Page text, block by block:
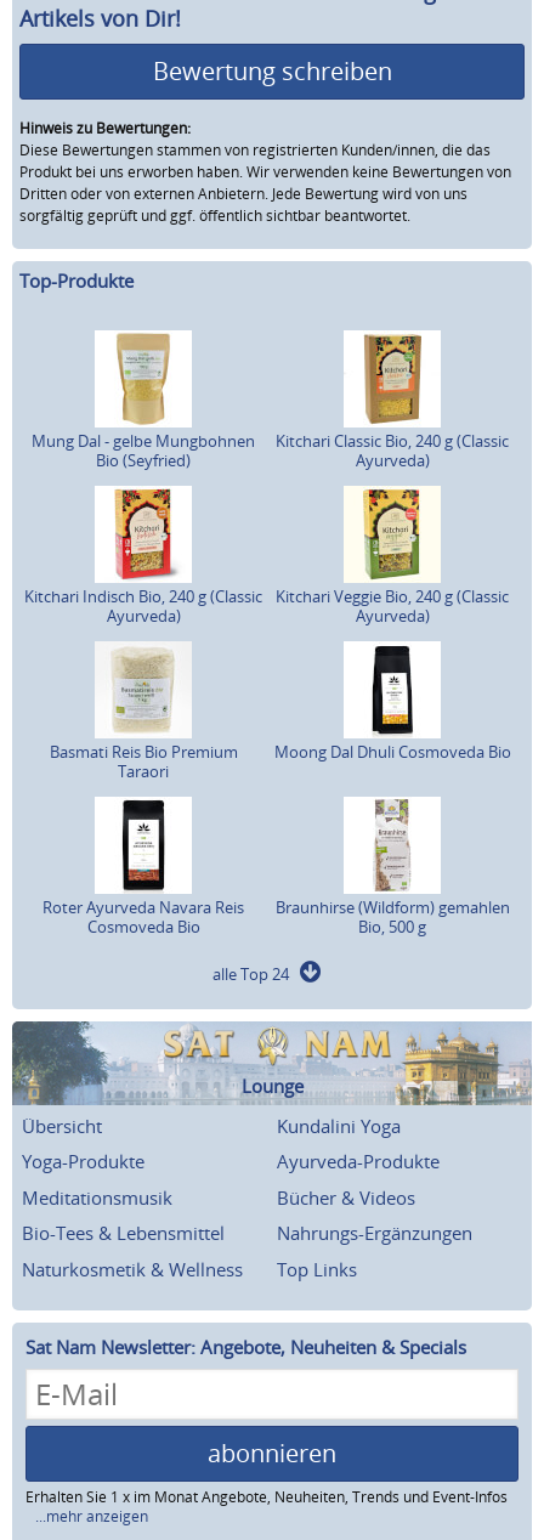
Artikels von Dir!
Bewertung schreiben
Hinweis zu Bewertungen:
Diese Bewertungen stammen von registrierten Kunden/innen, die das
Produkt bei uns erworben haben. Wir verwenden keine Bewertungen von
Dritten oder von externen Anbietern. Jede Bewertung wird von uns
sorgfältig geprüft und ggf. öffentlich sichtbar beantwortet.
Top-Produkte
Mung Dal - gelbe Mungbohnen
Bio (Seyfried)
Kitchari Classic Bio, 240 g (Classic
Ayurveda)
Kitchari Indisch Bio, 240 g (Classic
Ayurveda)
Kitchari Veggie Bio, 240 g (Classic
Ayurveda)
Basmati Reis Bio Premium
Taraori
Moong Dal Dhuli Cosmoveda Bio
Roter Ayurveda Navara Reis
Cosmoveda Bio
Braunhirse (Wildform) gemahlen
Bio, 500 g
alle Top 24
Lounge
Übersicht
Kundalini Yoga
Yoga-Produkte
Ayurveda-Produkte
Meditationsmusik
Bücher & Videos
Bio-Tees & Lebensmittel
Nahrungs-Ergänzungen
Naturkosmetik & Wellness
Top Links
Sat Nam Newsletter: Angebote, Neuheiten & Specials
abonnieren
Erhalten Sie 1 x im Monat Angebote, Neuheiten, Trends und Event-Infos
...mehr anzeigen